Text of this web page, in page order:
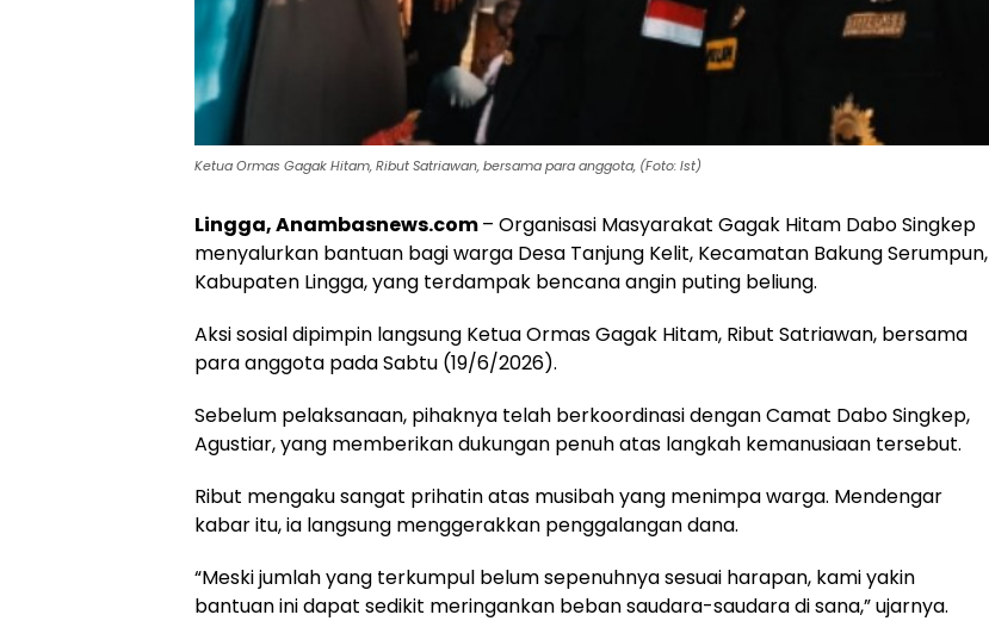
Ketua Ormas Gagak Hitam, Ribut Satriawan, bersama para anggota, (Foto: Ist)
Lingga, Anambasnews.com– Organisasi Masyarakat Gagak Hitam Dabo Singkep
menyalurkan bantuan bagi warga Desa Tanjung Kelit, Kecamatan Bakung Serumpun,
Kabupaten Lingga, yang terdampak bencana angin puting beliung.
Aksi sosial dipimpin langsung Ketua Ormas Gagak Hitam, Ribut Satriawan, bersama
para anggota pada Sabtu (19/6/2026).
Sebelum pelaksanaan, pihaknya telah berkoordinasi dengan Camat Dabo Singkep,
Agustiar, yang memberikan dukungan penuh atas langkah kemanusiaan tersebut.
Ribut mengaku sangat prihatin atas musibah yang menimpa warga. Mendengar
kabar itu, ia langsung menggerakkan penggalangan dana.
“Meski jumlah yang terkumpul belum sepenuhnya sesuai harapan, kami yakin
bantuan ini dapat sedikit meringankan beban saudara-saudara di sana,” ujarnya.